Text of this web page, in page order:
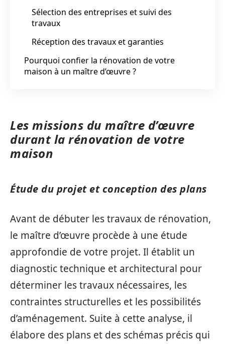
Sélection des entreprises et suivi des
travaux
Réception des travaux et garanties
Pourquoi confier la rénovation de votre
maison à un maître d’œuvre ?
Les missions du maître d’œuvre
durant la rénovation de votre
maison
Étude du projet et conception des plans
Avant de débuter les travaux de rénovation,
le maître d’œuvre procède à une étude
approfondie de votre projet. Il établit un
diagnostic technique et architectural pour
déterminer les travaux nécessaires, les
contraintes structurelles et les possibilités
d’aménagement. Suite à cette analyse, il
élabore des plans et des schémas précis qui